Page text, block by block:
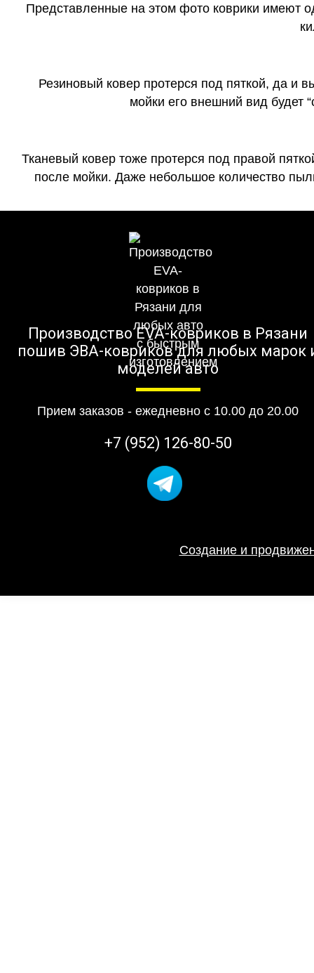
Представленные на этом фото коврики имеют
Резиновый ковер протерся под пяткой, да и
мойки его внешний вид будет
Тканевый ковер тоже протерся под правой
после мойки. Даже небольшое количество
Производство EVA-ковриков в Рязани
пошив ЭВА-ковриков для любых марок
моделей авто
Прием заказов - ежедневно с 10.00 до 20.00
+7 (952) 126-80-50
Создание и